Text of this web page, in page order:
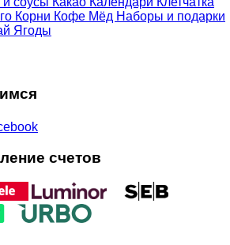
Корни Кофе Мёд Наборы и подарки
Ягоды
счетов